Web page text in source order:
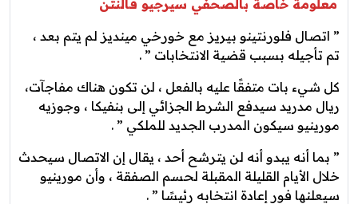
معلومة خاصة بالصحفي سيرجيو فالنتن
” اتصال فلورنتينو بيريز مع خورخي مينديز لم يتم بعد ،
تم تأجيله بسبب قضية الانتخابات ” .
كل شيء بات متفقًا عليه بالفعل ، لن تكون هناك مفاجآت،
ريال مدريد سيدفع الشرط الجزائي إلى بنفيكا ، وجوزيه
مورينيو سيكون المدرب الجديد للملكي ” .
” بما أنه يبدو أنه لن يترشح أحد ، يقال إن الاتصال سيحدث
خلال الأيام القليلة المقبلة لحسم الصفقة ، وأن مورينيو
سيعلنها فور إعادة انتخابه رئيسًا ” .